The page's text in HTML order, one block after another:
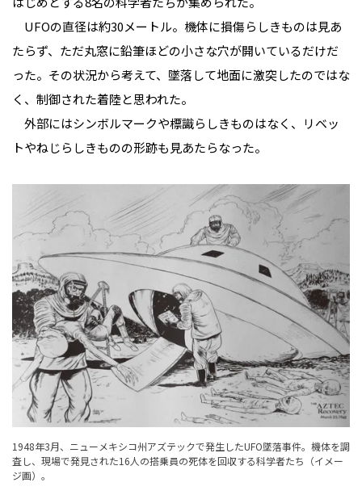
UFOの直径は約30メートル。機体に損傷らしきものは見あ
たらず、ただ丸窓に鉛筆ほどの小さな穴が開いているだけだ
った。その状況から考えて、墜落して地面に激突したのではな
く、制御された着陸と思われた。
外部にはシンボルマークや標識らしきものはなく、リベッ
トやねじらしきものの形跡も見あたらなった。
1948年3月、ニューメキシコ州アズテックで発生したUFO墜落事件。機体を調
査し、現場で発見された16人の搭乗員の死体を回収する科学者たち（イメー
ジ画）。